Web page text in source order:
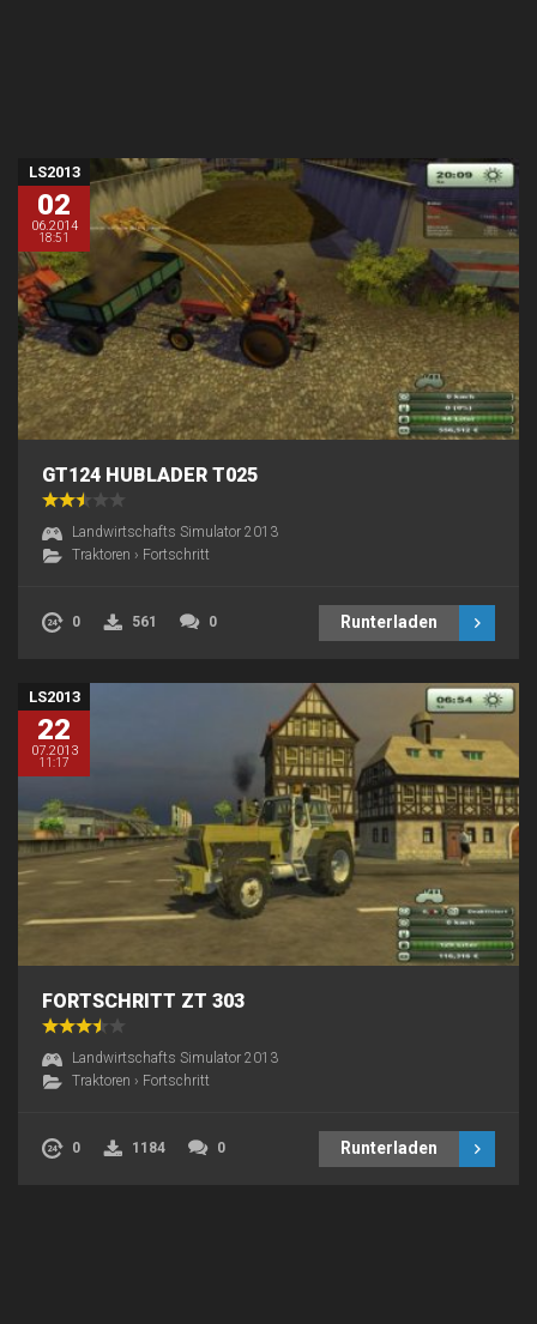
LS2013
02
06.2014
18:51
GT124 HUBLADER T025
Landwirtschafts Simulator 2013
Traktoren › Fortschritt
0 561 0 Runterladen
LS2013
22
07.2013
11:17
FORTSCHRITT ZT 303
Landwirtschafts Simulator 2013
Traktoren › Fortschritt
0 1184 0 Runterladen